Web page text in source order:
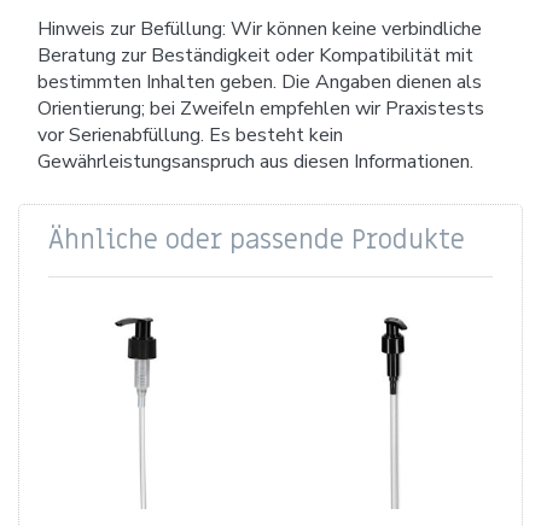
Hinweis zur Befüllung: Wir können keine verbindliche
Beratung zur Beständigkeit oder Kompatibilität mit
bestimmten Inhalten geben. Die Angaben dienen als
Orientierung; bei Zweifeln empfehlen wir Praxistests
vor Serienabfüllung. Es besteht kein
Gewährleistungsanspruch aus diesen Informationen.
Ähnliche oder passende Produkte